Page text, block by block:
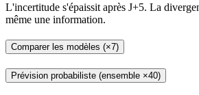
L'incertitude s'épaissit après J+5. La
même une information.
Comparer les modèles (×7)
Prévision probabiliste (ensemble ×40)